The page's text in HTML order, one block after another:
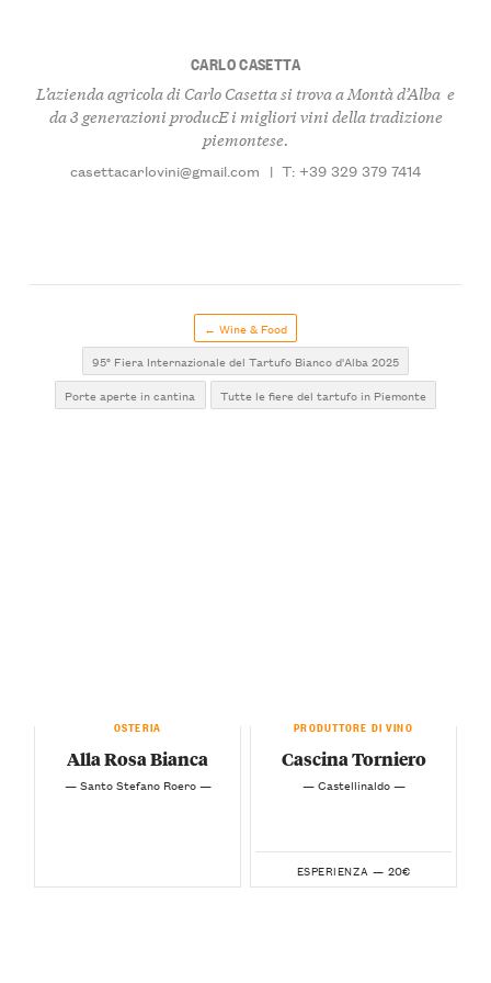
CARLO CASETTA
L’azienda agricola di Carlo Casetta si trova a Montà d’Alba e
da 3 generazioni producE i migliori vini della tradizione
piemontese.
casettacarlovini@gmail.com | T: +39 329 379 7414
← Wine & Food
95° Fiera Internazionale del Tartufo Bianco d'Alba 2025
Porte aperte in cantina
Tutte le fiere del tartufo in Piemonte
OSTERIA
Alla Rosa Bianca
— Santo Stefano Roero —
PRODUTTORE DI VINO
Cascina Torniero
— Castellinaldo —
ESPERIENZA — 20€